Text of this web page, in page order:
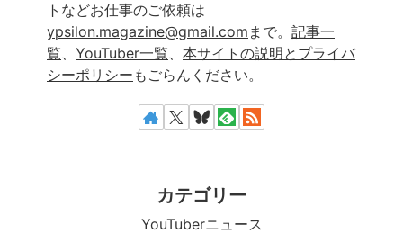
トなどお仕事のご依頼は
ypsilon.magazine@gmail.com まで。 記事一
覧、 YouTuber一覧、 本サイトの説明とプライバ
シーポリシー もごらんください。
カテゴリー
YouTuberニュース